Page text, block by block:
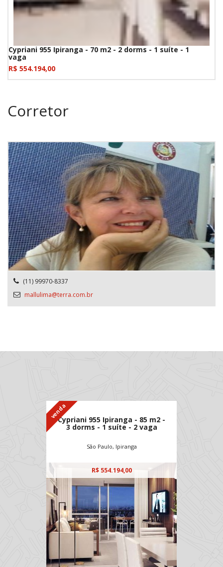
Cypriani 955 Ipiranga - 70 m2 - 2 dorms - 1 suíte - 1
vaga
R$ 554.194,00
Corretor
(11) 99970-8337
mallulima@terra.com.br
Cypriani 955 Ipiranga - 85 m2 -
3 dorms - 1 suíte - 2 vaga
São Paulo, Ipiranga
venda
R$ 554.194,00